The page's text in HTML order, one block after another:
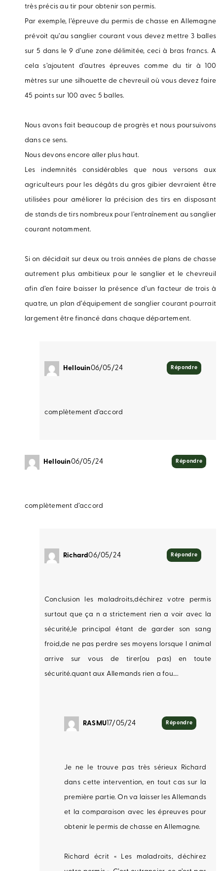
très précis au tir pour obtenir son permis.
Par exemple, l’épreuve du permis de chasse en Allemagne
prévoit qu’au sanglier courant vous devez mettre 3 balles
sur 5 dans le 9 d’une zone délimitée, ceci à bras francs. A
cela s’ajoutent d’autres épreuves comme du tir à 100
mètres sur une silhouette de chevreuil où vous devez faire
45 points sur 100 avec 5 balles.
Nous avons fait beaucoup de progrès et nous poursuivons
dans ce sens.
Nous devons encore aller plus haut.
Les indemnités considérables que nous versons aux
agriculteurs pour les dégâts du gros gibier devraient être
utilisées pour améliorer la précision des tirs en disposant
de stands de tirs nombreux pour l’entraînement au sanglier
courant notamment.
Si on décidait sur deux ou trois années de plans de chasse
autrement plus ambitieux pour le sanglier et le chevreuil
afin d’en faire baisser la présence d’un facteur de trois à
quatre, un plan d’équipement de sanglier courant pourrait
largement être financé dans chaque département.
Hellouin06/05/24
complètement d’accord
Répondre
Hellouin06/05/24
complètement d’accord
Répondre
Richard06/05/24
Conclusion les maladroits,déchirez votre permis
surtout que ça n a strictement rien a voir avec la
sécurité,le principal étant de garder son sang
froid,de ne pas perdre ses moyens lorsque l animal
arrive sur vous de tirer(ou pas) en toute
sécurité.quant aux Allemands rien a fou….
Répondre
RASMU17/05/24
Je ne le trouve pas très sérieux Richard
dans cette intervention, en tout cas sur la
première partie. On va laisser les Allemands
et la comparaison avec les épreuves pour
obtenir le permis de chasse en Allemagne.
Richard écrit « Les maladroits, déchirez
Répondre